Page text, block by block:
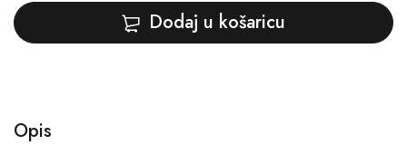
Dodaj u košaricu
Opis